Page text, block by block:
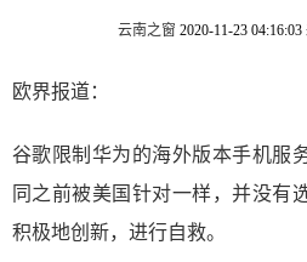
云南之窗 2020-11-23 04:16:03
欧界报道：
谷歌限制华为的海外版本手机服
同之前被美国针对一样，并没有
积极地创新，进行自救。